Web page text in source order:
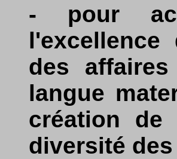
- pour
des
langue
création de
diversité